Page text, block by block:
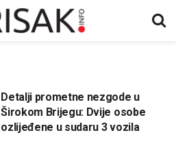
Detalji prometne nezgode u
Širokom Brijegu: Dvije osobe
ozlijeđene u sudaru 3 vozila